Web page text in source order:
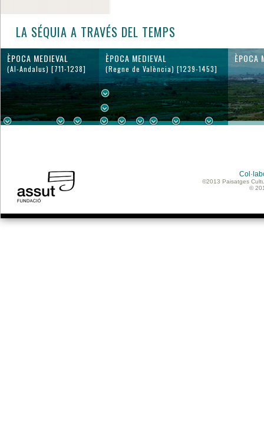
LA SÉQUIA A TRAVÉS DEL TEMPS
ÈPOCA MEDIEVAL
(Al-Andalus) [711-1238]
ÈPOCA MEDIEVAL
(Regne de València) [1239-1453]
ÈPOCA
©2013 Paisatges
©